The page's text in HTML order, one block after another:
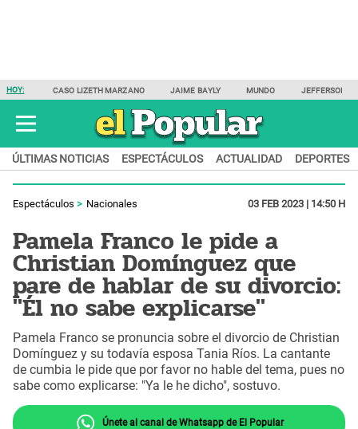
HOY: CASO LIZETH MARZANO JAIME BAYLY MUNDO JEFFERSON
ÚLTIMAS NOTICIAS ESPECTÁCULOS ACTUALIDAD DEPORTES
Espectáculos Nacionales 03 FEB 2023 | 14:50 H
Pamela Franco le pide a
Christian Domínguez que
pare de hablar de su divorcio:
"Él no sabe explicarse"
Pamela Franco se pronuncia sobre el divorcio de Christian
Domínguez y su todavía esposa Tania Ríos. La cantante
de cumbia le pide que por favor no hable del tema, pues no
sabe como explicarse: "Ya le he dicho", sostuvo.
Únete al canal de Whatsapp de El Popular